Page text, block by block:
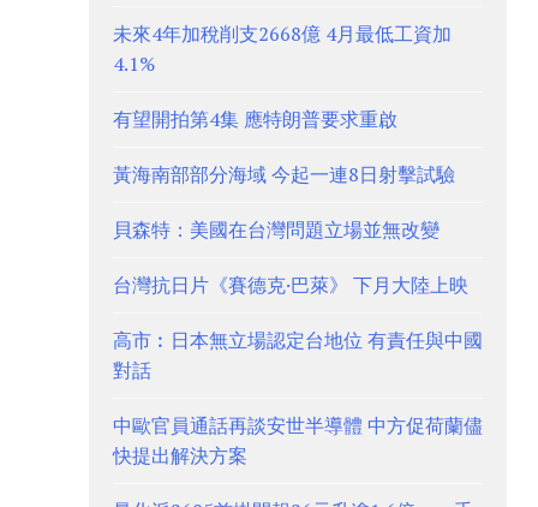
未來4年加稅削支2668億 4月最低工資加
4.1%
有望開拍第4集 應特朗普要求重啟
黃海南部部分海域 今起一連8日射擊試驗
貝森特：美國在台灣問題立場並無改變
台灣抗日片《賽德克·巴萊》 下月大陸上映
高市︰日本無立場認定台地位 有責任與中國
對話
中歐官員通話再談安世半導體 中方促荷蘭儘
快提出解決方案